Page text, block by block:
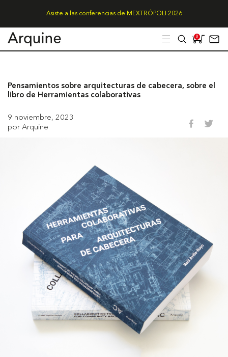
Asiste a las conferencias de MEXTRÓPOLI 2026
0
Pensamientos sobre arquitecturas de cabecera, sobre el
libro de Herramientas colaborativas
9 noviembre, 2023
por Arquine